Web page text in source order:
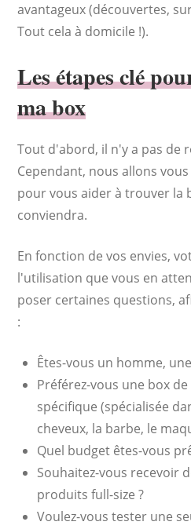
avantageux (découvertes,
Tout cela à domicile !).
Les étapes clé
ma box
Tout d'abord, il n'y a pas de
Cependant, nous allons
pour vous aider à trouver la
conviendra.
En fonction de vos envies,
l'utilisation que vous en
poser certaines questions,
:
Êtes-vous un homme,
Préférez-vous une box
spécifique (spécialisée
cheveux, la barbe, le
Quel budget êtes-vous
Souhaitez-vous recevoir
produits full-size ?
Voulez-vous tester une